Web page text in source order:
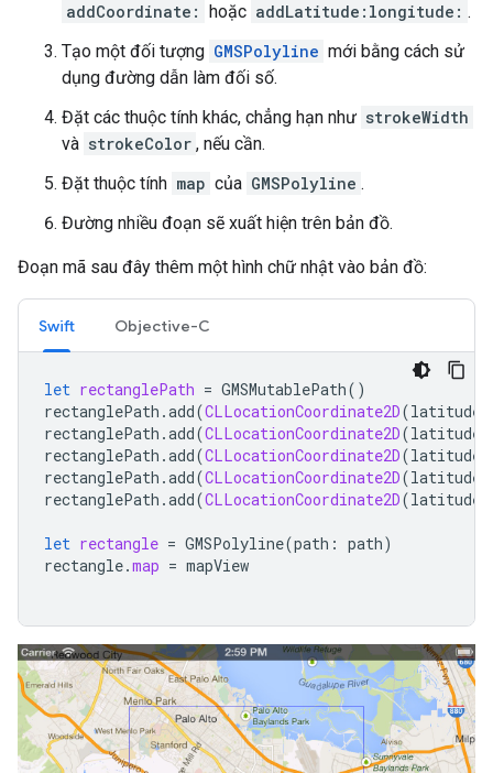
addCoordinate: hoặc addLatitude:longitude: .
Tạo một đối tượng GMSPolyline mới bằng cách sử
dụng đường dẫn làm đối số.
Đặt các thuộc tính khác, chẳng hạn như strokeWidth
và strokeColor , nếu cần.
Đặt thuộc tính map của GMSPolyline .
Đường nhiều đoạn sẽ xuất hiện trên bản đồ.
Đoạn mã sau đây thêm một hình chữ nhật vào bản đồ:
Swift Objective-C
let rectanglePath = GMSMutablePath()
rectanglePath .add(CLLocationCoordinate2D(latitude
rectanglePath .add(CLLocationCoordinate2D(latitude
rectanglePath .add(CLLocationCoordinate2D(latitude
rectanglePath .add(CLLocationCoordinate2D(latitude
rectanglePath .add(CLLocationCoordinate2D(latitude
let rectangle = GMSPolyline(path : path)
rectangle.map = mapView